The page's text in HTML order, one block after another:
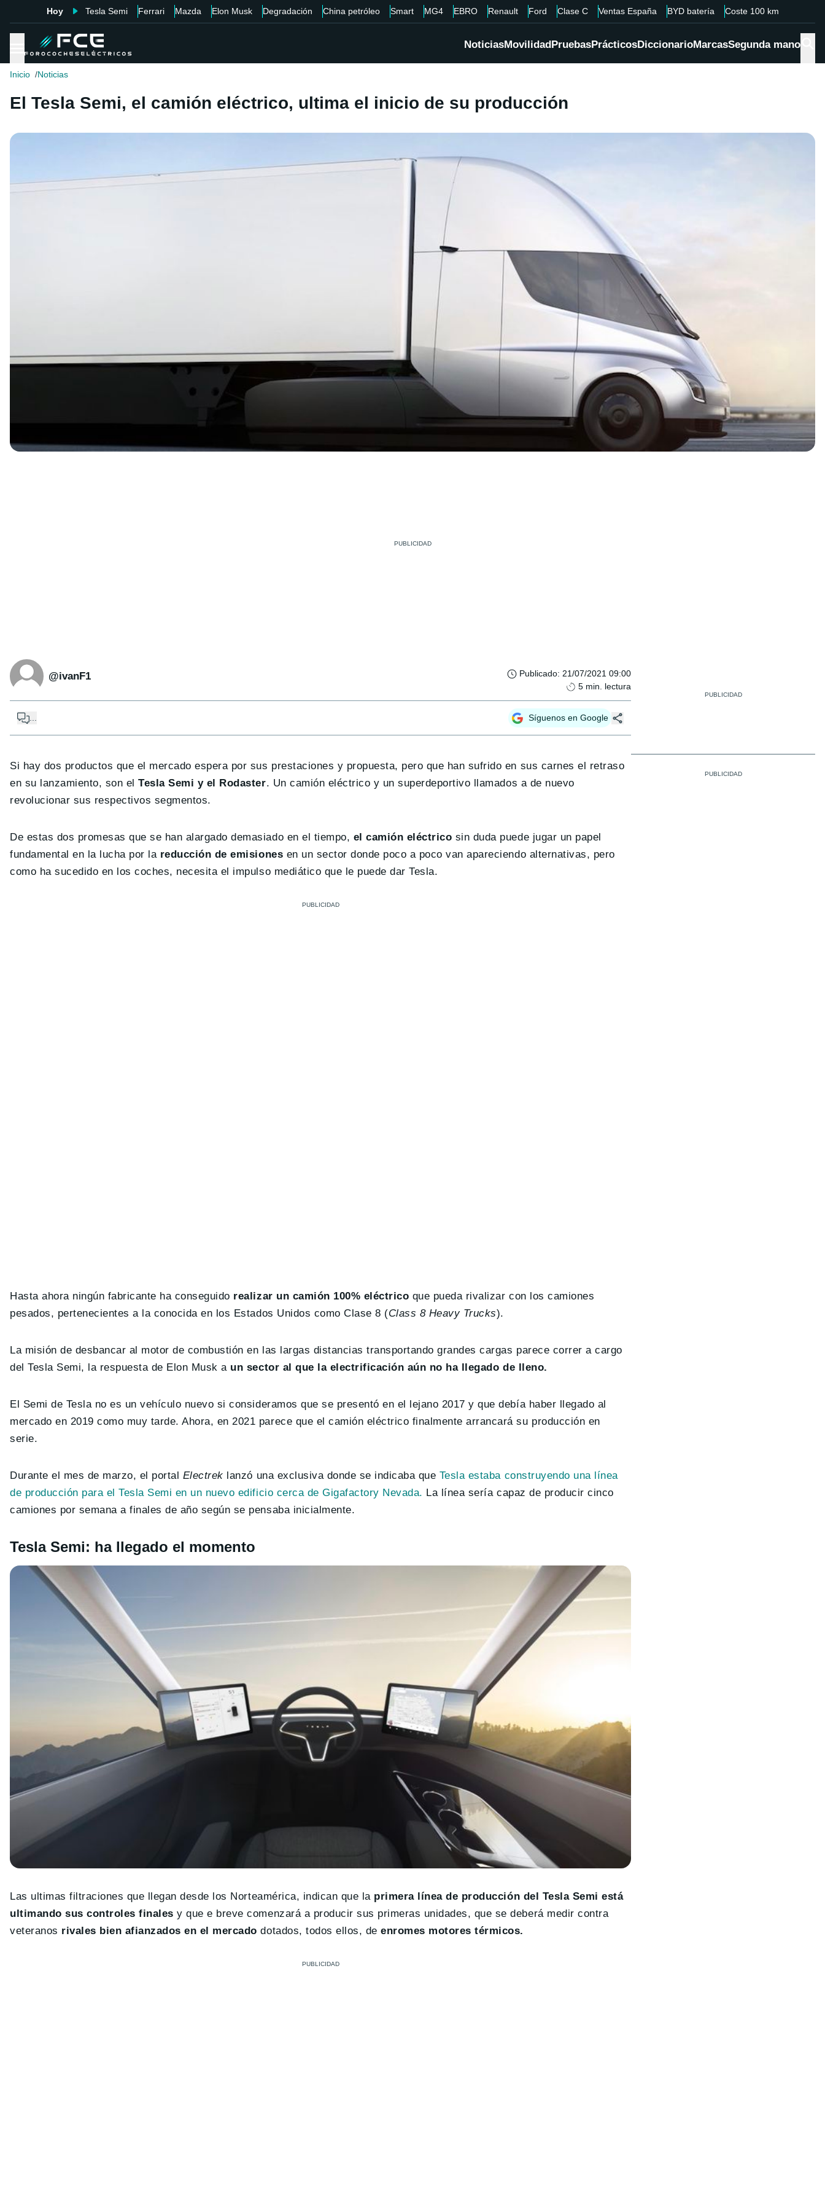
Hoy Tesla Semi Ferrari Mazda Elon Musk Degradación China petróleo Smart MG4 EBRO Renault Ford Clase C Ventas España BYD batería Coste 100 km
NoticiasMovilidadPruebasPrácticosDiccionarioMarcasSegunda mano
Inicio Noticias
El Tesla Semi, el camión eléctrico, ultima el inicio de su producción
@ivanF1 Publicado: 21/07/2021 09:00
5 min. lectura
Síguenos en Google
Si hay dos productos que el mercado espera por sus prestaciones y propuesta, pero que han sufrido en sus carnes el retraso
en su lanzamiento, son elTesla Semi y el Rodaster. Un camión eléctrico y un superdeportivo llamados a de nuevo
revolucionar sus respectivos segmentos.
De estas dos promesas que se han alargado demasiado en el tiempo, el camión eléctrico sin duda puede jugar un papel
fundamental en la lucha por la reducción de emisiones en un sector donde poco a poco van apareciendo alternativas, pero
como ha sucedido en los coches, necesita el impulso mediático que le puede dar Tesla.
Hasta ahora ningún fabricante ha conseguido realizar un camión 100% eléctrico que pueda rivalizar con los camiones
pesados, pertenecientes a la conocida en los Estados Unidos como Clase 8 (Class 8 Heavy Trucks).
La misión de desbancar al motor de combustión en las largas distancias transportando grandes cargas parece correr a cargo
del Tesla Semi, la respuesta de Elon Musk a un sector al que la electrificación aún no ha llegado de lleno.
El Semi de Tesla no es un vehículo nuevo si consideramos que se presentó en el lejano 2017 y que debía haber llegado al
mercado en 2019 como muy tarde. Ahora, en 2021 parece que el camión eléctrico finalmente arrancará su producción en
serie.
Durante el mes de marzo, el portal Electrek lanzó una exclusiva donde se indicaba que Tesla estaba construyendo una línea
de producción para el Tesla Semi en un nuevo edificio cerca de Gigafactory Nevada. La línea sería capaz de producir cinco
camiones por semana a finales de año según se pensaba inicialmente.
Tesla Semi: ha llegado el momento
Las ultimas filtraciones que llegan desde los Norteamérica, indican que la primera línea de producción del Tesla Semi está
ultimando sus controles finales y que e breve comenzará a producir sus primeras unidades, que se deberá medir contra
veteranos rivales bien afianzados en el mercadodotados, todos ellos, deenromes motores térmicos.